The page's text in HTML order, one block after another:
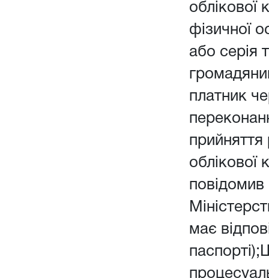
облікової
фізичної
або серія
платник
прийняття
облікової
повідомив
має